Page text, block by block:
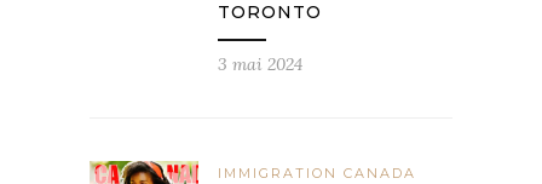
TORONTO
3 mai 2024
IMMIGRATION CANADA